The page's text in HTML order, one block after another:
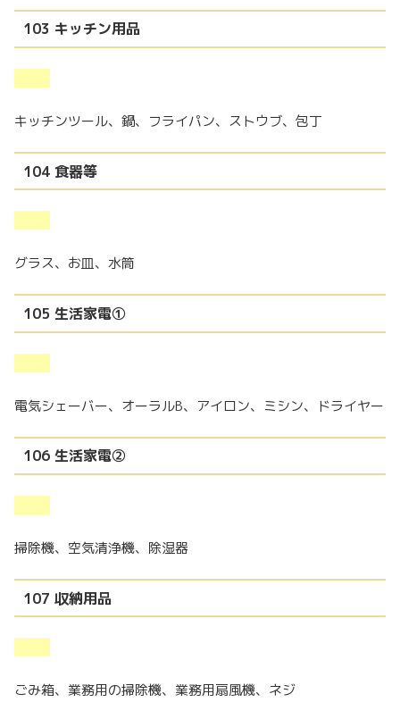
103 キッチン用品
キッチンツール、鍋、フライパン、ストウブ、包丁
104 食器等
グラス、お皿、水筒
105 生活家電①
電気シェーバー、オーラルB、アイロン、ミシン、ドライヤー
106 生活家電②
掃除機、空気清浄機、除湿器
107 収納用品
ごみ箱、業務用の掃除機、業務用扇風機、ネジ